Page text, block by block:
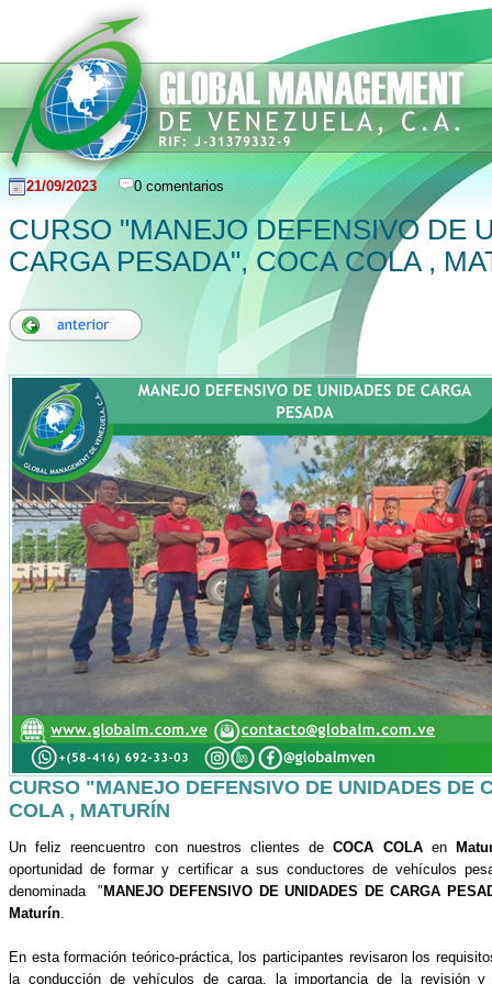
21/09/2023 0 comentarios
CURSO "MANEJO DEFENSIVO DE
CARGA PESADA", COCA COLA ,
CURSO "MANEJO DEFENSIVO DE UNIDADES DE
COLA , MATURÍN
Un feliz reencuentro con nuestros clientes deCOCA COLAen
oportunidad de formar y certificar a sus conductores de vehículos
denominada "MANEJO DEFENSIVO DE UNIDADES DE CARGA
Maturín
En esta formación teórico-práctica, los participantes revisaron los
la conducción de vehículos de carga, la importancia de la revisión